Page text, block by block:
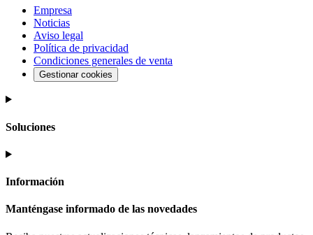
Empresa
Noticias
Aviso legal
Política de privacidad
Condiciones generales de venta
Gestionar cookies
Soluciones
Información
Manténgase informado de las novedades